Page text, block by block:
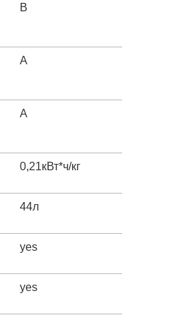
B
A
A
0,21кВт*ч/кг
44л
yes
yes